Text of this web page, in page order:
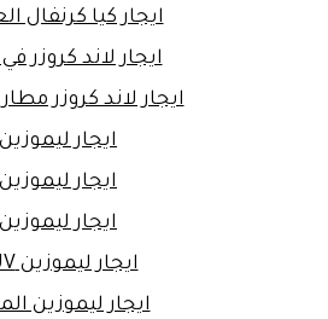
ايجار كيا كرنفال
ايجار لاند كروزر
ايجار لاند كروزر
ايجار ليموزين
ايجار ليموزين
ايجار ليموزين
ايجار ليموزين SUV
ايجار ليموزين